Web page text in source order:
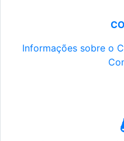
Informações sobre o